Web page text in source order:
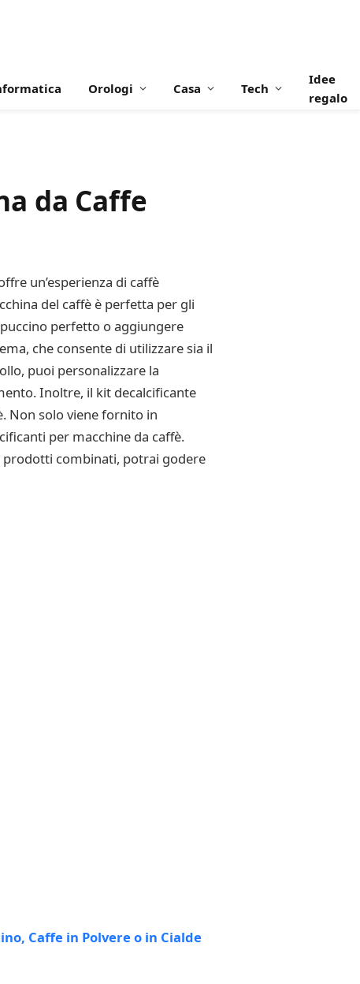
Orologi Casa Tech
Idee
regalo
da Caffe
un’esperienza di caffè
del caffè è perfetta per gli
perfetto o aggiungere
che consente di utilizzare sia il
puoi personalizzare la
Inoltre, il kit decalcificante
Non solo viene fornito in
per macchine da caffè.
prodotti combinati, potrai godere